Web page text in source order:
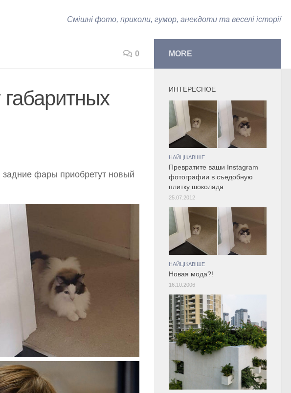
Смішні фото, приколи, гумор, анекдоти та веселі історії
0
фары приобретут новый
MORE
ИНТЕРЕСНОЕ
НАЙЦІКАВІШЕ
Превратите ваши Instagram
фотографии в съедобную
плитку шоколада
25.07.2012
НАЙЦІКАВІШЕ
Новая мода?!
16.10.2006